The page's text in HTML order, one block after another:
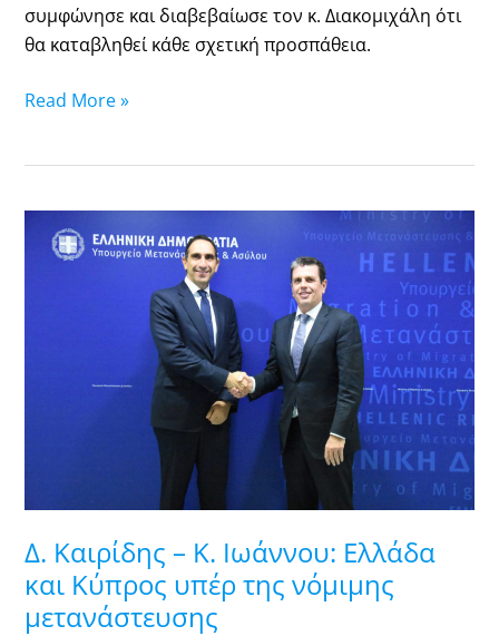
συμφώνησε και διαβεβαίωσε τον κ. Διακομιχάλη ότι
θα καταβληθεί κάθε σχετική προσπάθεια.
Read More »
Δ. Καιρίδης – Κ. Ιωάννου: Ελλάδα
και Κύπρος υπέρ της νόμιμης
μετανάστευσης
Δ.
Καιρίδης
νόμιμης
μετανάστευσης